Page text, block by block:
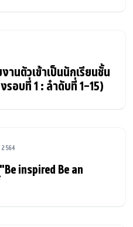
านตัวเข้าเป็นนักเรียนชั้น
รอบที่ 1 : ลำดับที่ 1-15)
inspired Be an